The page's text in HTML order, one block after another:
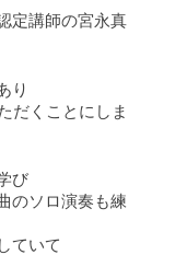
定講師の宮永真
り
だくことにしま
び
のソロ演奏も練
ていて